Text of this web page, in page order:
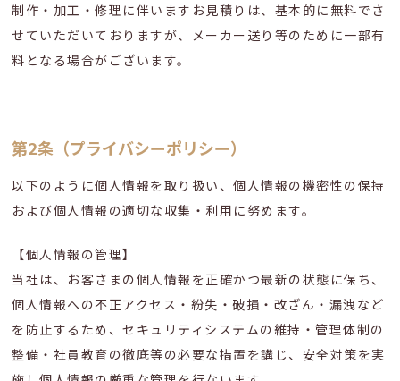
制作・加工・修理に伴いますお見積りは、基本的に無料でさ
せていただいておりますが、メーカー送り等のために一部有
料となる場合がございます。
第2条（プライバシーポリシー）
以下のように個人情報を取り扱い、個人情報の機密性の保持
および個人情報の適切な収集・利用に努めます。
【個人情報の管理】
当社は、お客さまの個人情報を正確かつ最新の状態に保ち、
個人情報への不正アクセス・紛失・破損・改ざん・漏洩など
を防止するため、セキュリティシステムの維持・管理体制の
整備・社員教育の徹底等の必要な措置を講じ、安全対策を実